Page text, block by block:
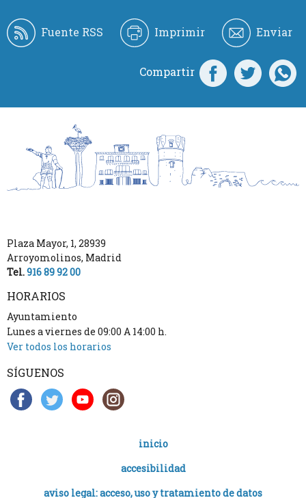
Fuente RSS Imprimir Enviar
Compartir
Plaza Mayor, 1, 28939
Arroyomolinos, Madrid
Tel.916 89 92 00
HORARIOS
Ayuntamiento
Lunes a viernes de 09:00 A 14:00 h.
Ver todos los horarios
SÍGUENOS
inicio
accesibilidad
aviso legal: acceso, uso y tratamiento de datos